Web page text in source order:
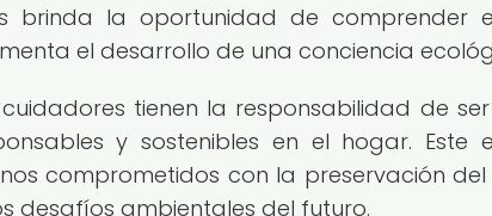
brinda la oportunidad de comprender
el desarrollo de una conciencia
tienen la responsabilidad de
y sostenibles en el hogar. Este
comprometidos con la preservación
desafíos ambientales del futuro.